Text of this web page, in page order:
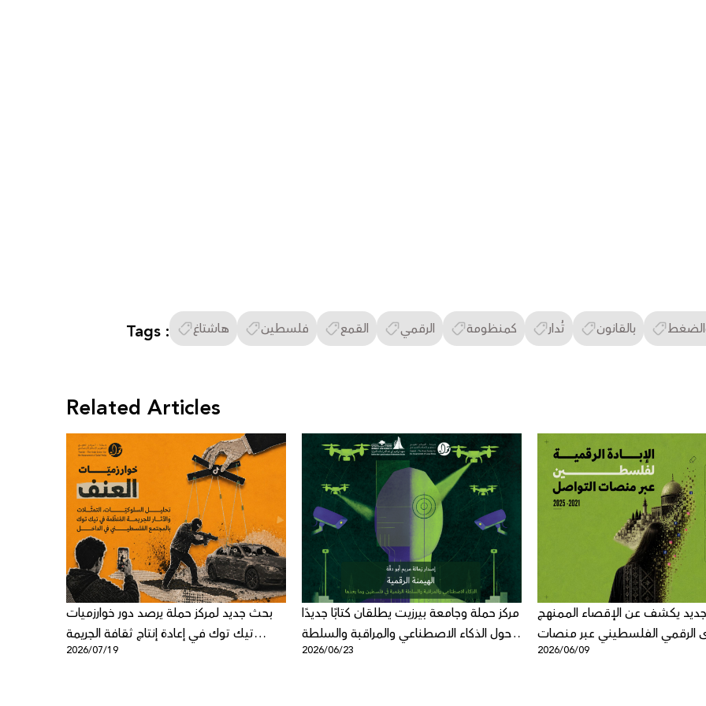
Tags : هاشتاغ فلسطين القمع الرقمي كمنظومة تُدار بالقانون
Related Articles
بحث جديد لمركز حملة يرصد دور خوارزميات
تيك توك في إعادة إنتاج ثقافة الجريمة
المنظمة في المجتمع الفلسطيني في
2026/07/19
مركز حملة وجامعة بيرزيت يطلقان كتابًا جديدًا
حول الذكاء الاصطناعي والمراقبة والسلطة
الرقمية
2026/06/23
يكشف عن الإقصاء الممنهج
الرقمي الفلسطيني عبر منصات
شركة ميتا
2026/06/09